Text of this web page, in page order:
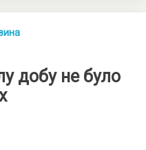
добу не було